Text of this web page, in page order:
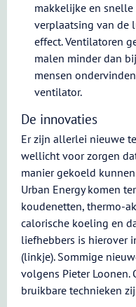
makkelijke en
verplaatsing van de
effect. Ventilatoren
malen minder dan
mensen
ventilator.
De innovaties
Er zijn allerlei nieuwe
wellicht voor zorgen
manier gekoeld
Urban Energy komen
koudenetten, thermo-
calorische koeling en
liefhebbers is hierover
(linkje). Sommige
volgens Pieter Loonen.
bruikbare technieken